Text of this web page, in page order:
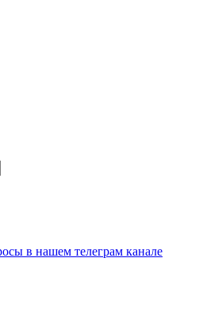
в нашем телеграм канале